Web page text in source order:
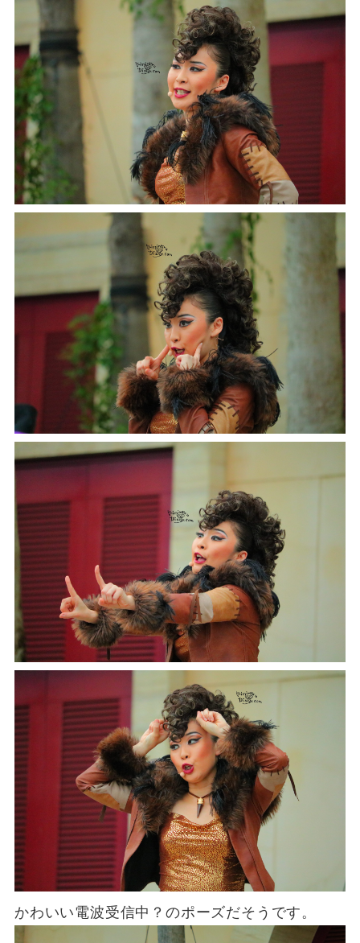
かわいい電波受信中？のポーズだそうです。